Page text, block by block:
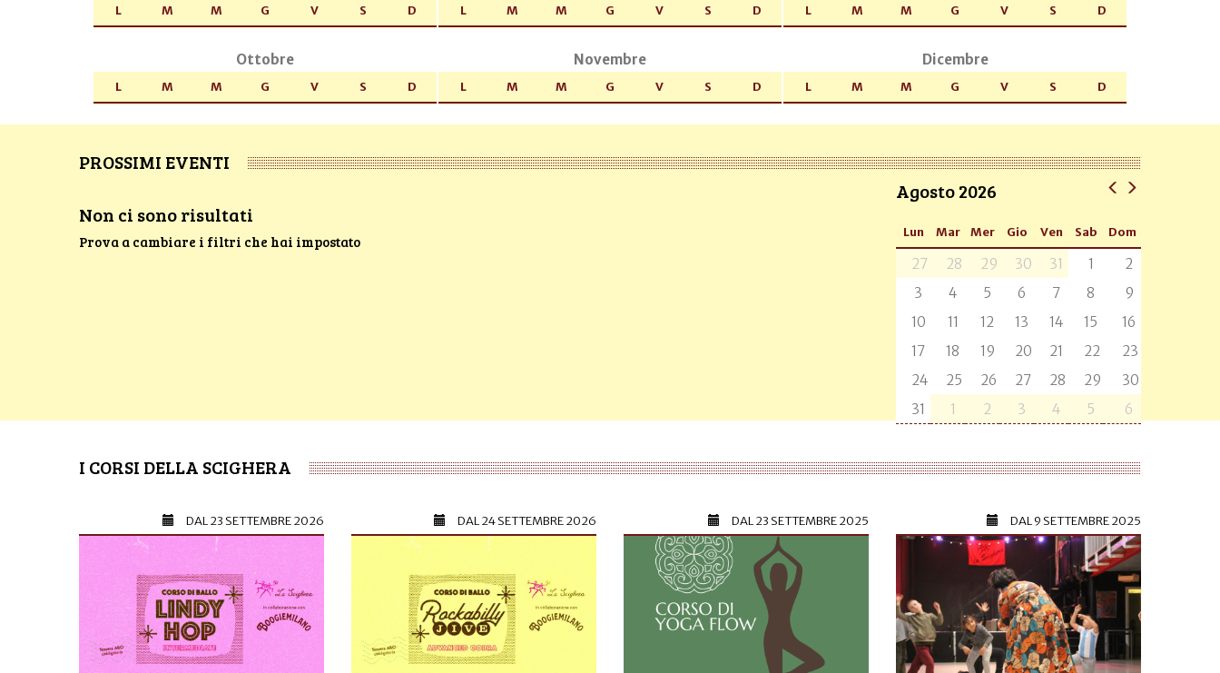
L M M G V S D L M M G V S D L M M G V S D
Ottobre
L M M G V S D
Novembre
L M M G V S D
Dicembre
L M M G V S D
PROSSIMI EVENTI
Non ci sono risultati
Prova a cambiare i filtri che hai impostato
Agosto 2026
Lun Mar Mer Gio Ven Sab Dom
27 28 29 30 31 1
2
3
4 5 6 7 8
9
10
11 12 13 14 15
16
17
18 19 20 21 22
23
24
25 26 27 28 29
30
31
1 2 3 4 5 6
I CORSI DELLA SCIGHERA
DAL23 SETTEMBRE 2026 DAL24 SETTEMBRE 2026 DAL23 SETTEMBRE 2025 DAL9 SETTEMBRE 2025